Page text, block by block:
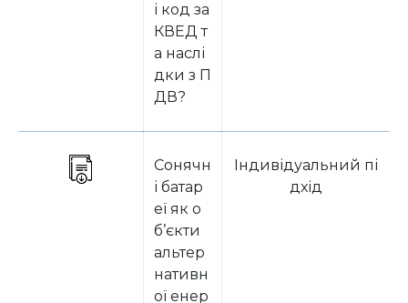
і код за
КВЕД т
а наслі
дки з П
ДВ?
Сонячн
і батар
еї як о
б’єкти
альтер
нативн
ої енер
Індивідуальний пі
дхід